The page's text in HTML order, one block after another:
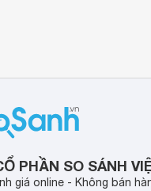
PHẦN SO SÁNH
giá online - Không bán